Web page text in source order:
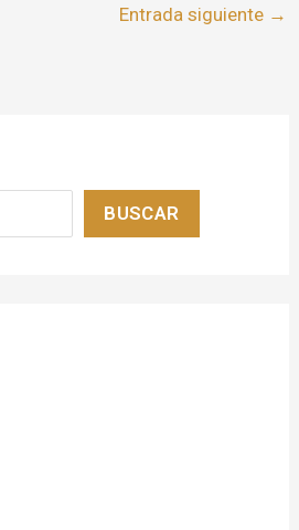
Entrada siguiente →
BUSCAR